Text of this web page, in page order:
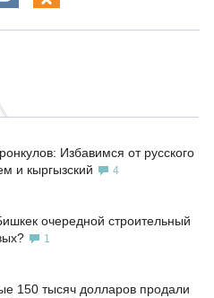
Избавимся от русского
и кыргызский
4
очередной строительный
1
150 тысяч долларов продали